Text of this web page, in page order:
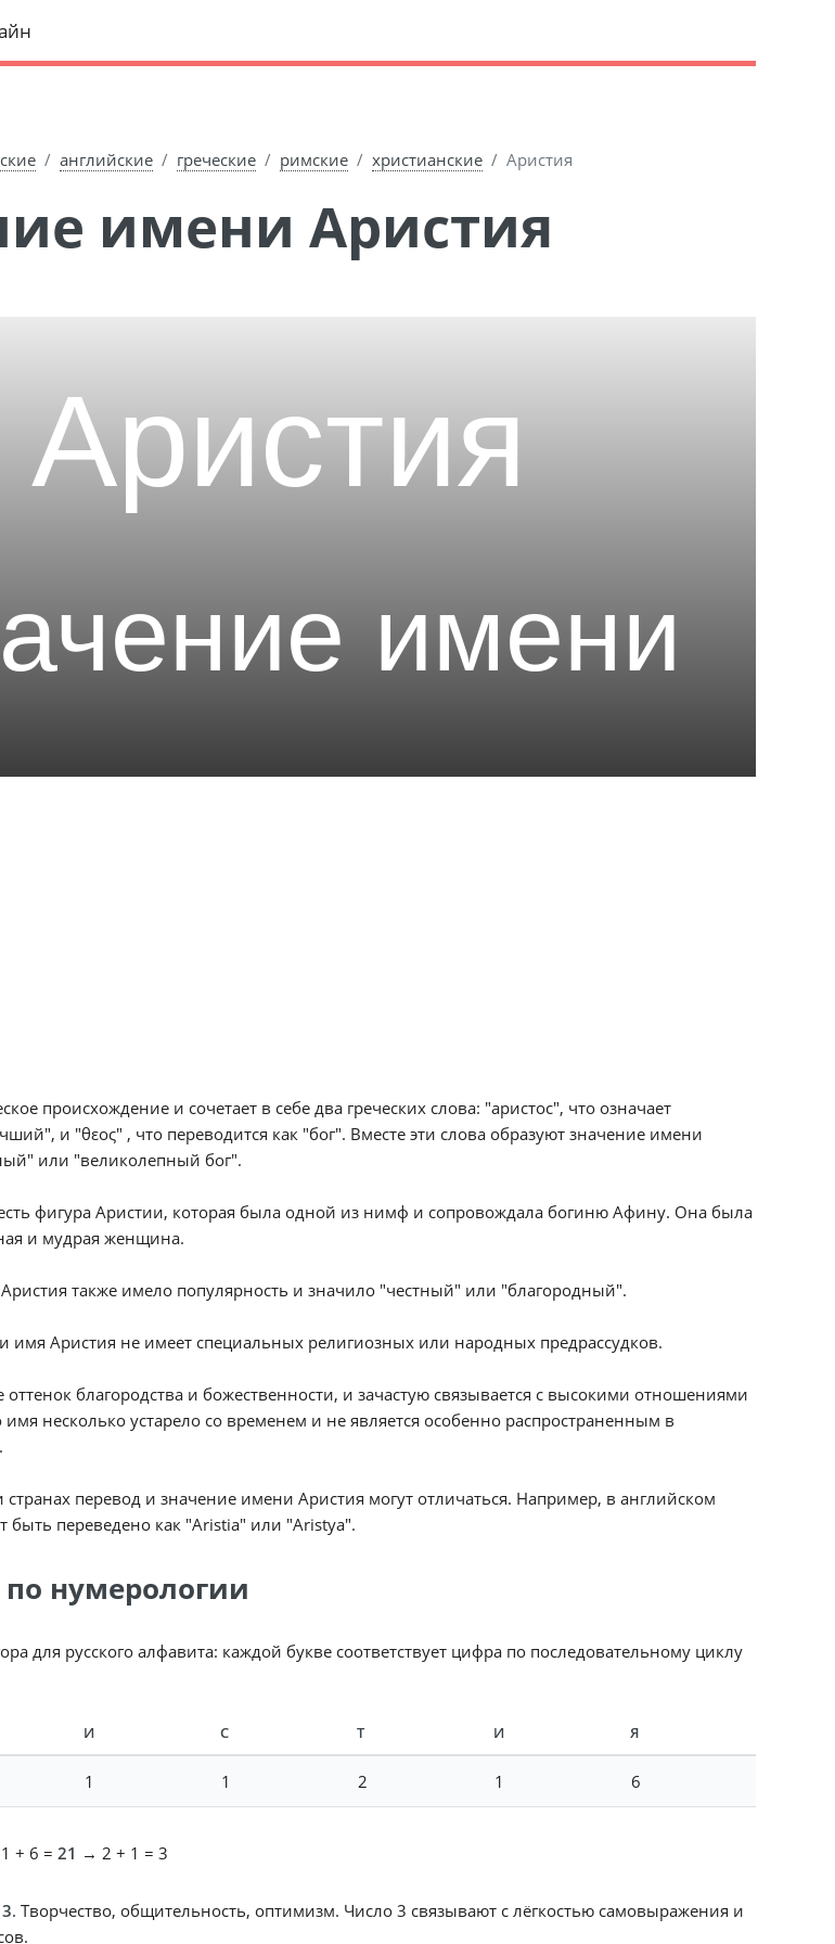
английские греческие римские христианские Аристия
имени Аристия
происхождение и сочетает в себе два греческих слова: "аристос", что означает
и "θεος" , что переводится как "бог". Вместе эти слова образуют значение имени
или "великолепный бог".
фигура Аристии, которая была одной из нимф и сопровождала богиню Афину. Она была
и мудрая женщина.
также имело популярность и значило "честный" или "благородный".
имя Аристия не имеет специальных религиозных или народных предрассудков.
оттенок благородства и божественности, и зачастую связывается с высокими отношениями
несколько устарело со временем и не является особенно распространенным в
странах перевод и значение имени Аристия могут отличаться. Например, в английском
быть переведено как "Aristia" или "Aristya".
нумерологии
для русского алфавита: каждой букве соответствует цифра по последовательному циклу
И С Т И Я
1 1 2 1 6
+ 6 = 21 → 2 + 1 = 3
3. Творчество, общительность, оптимизм. Число 3 связывают с лёгкостью самовыражения и